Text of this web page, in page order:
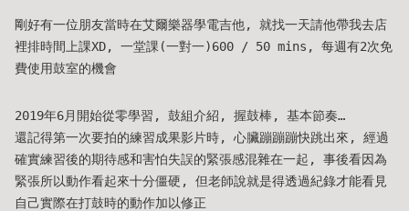
剛好有一位朋友當時在艾爾樂器學電吉他, 就找一天請他帶我去店
裡排時間上課XD, 一堂課(一對一)600 / 50 mins, 每週有2次免
費使用鼓室的機會
2019年6月開始從零學習, 鼓組介紹, 握鼓棒, 基本節奏…
還記得第一次要拍的練習成果影片時, 心臟蹦蹦蹦快跳出來, 經過
確實練習後的期待感和害怕失誤的緊張感混雜在一起, 事後看因為
緊張所以動作看起來十分僵硬, 但老師說就是得透過紀錄才能看見
自己實際在打鼓時的動作加以修正